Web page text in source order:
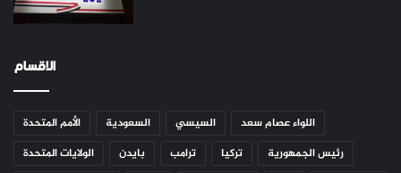
الاقسام
الأمم المتحدة السعودية السيسي
اللواء عصام سعد
الولايات المتحدة
بايدن ترامب تركيا
رئيس الجمهورية